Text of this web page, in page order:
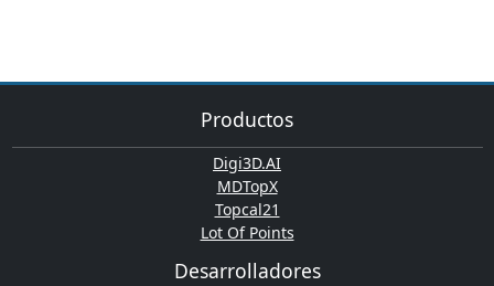
Productos
Digi3D.AI
MDTopX
Topcal21
Lot Of Points
Desarrolladores